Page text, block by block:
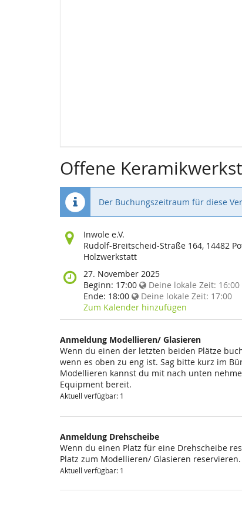
Offene
Der Buchungszeitraum für diese
Wo
findet
diese
statt?
Inwole e.V.
Rudolf-Breitscheid-Straße 164, 14482
Holzwerkstatt
Wann
findet
diese
Veranstaltung
statt?
27. November 2025
Beginn: 17:00 Deine lokale Zeit: 16:00
Ende: 18:00 Deine lokale Zeit: 17:00
Zum Kalender hinzufügen
Anmeldung Modellieren/ Glasieren
Wenn du einen der letzten beiden Plätze
wenn es oben zu eng ist. Sag bitte kurz im
Modellieren kannst du mit nach unten
Equipment bereit.
Aktuell verfügbar: 1
Anmeldung Drehscheibe
Wenn du einen Platz für eine Drehscheibe
Platz zum Modellieren/ Glasieren reservieren.
Aktuell verfügbar: 1